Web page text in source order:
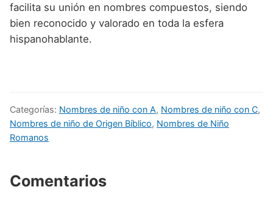
facilita su unión en nombres compuestos, siendo
bien reconocido y valorado en toda la esfera
hispanohablante.
Categorías: Nombres de niño con A, Nombres de niño con C,
Nombres de niño de Origen Bíblico, Nombres de Niño
Romanos
Comentarios